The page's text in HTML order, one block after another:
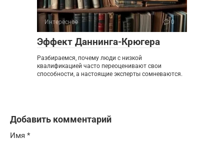
Интересное 0
Эффект Даннинга-Крюгера
Разбираемся, почему люди с низкой
квалификацией часто переоценивают свои
способности, а настоящие эксперты сомневаются.
Добавить комментарий
Имя *